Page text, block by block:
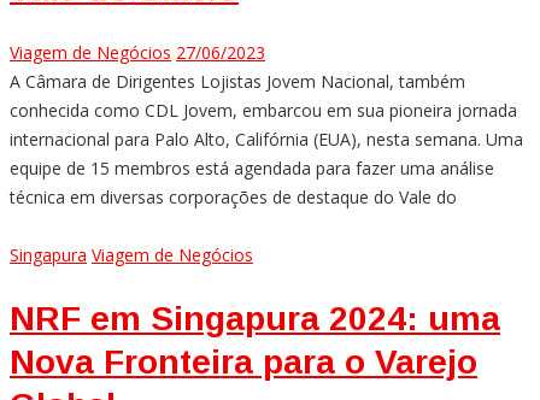
Viagem de Negócios 27/06/2023
A Câmara de Dirigentes Lojistas Jovem Nacional, também
conhecida como CDL Jovem, embarcou em sua pioneira jornada
internacional para Palo Alto, Califórnia (EUA), nesta semana. Uma
equipe de 15 membros está agendada para fazer uma análise
técnica em diversas corporações de destaque do Vale do
Singapura Viagem de Negócios
NRF em Singapura 2024: uma
Nova Fronteira para o Varejo